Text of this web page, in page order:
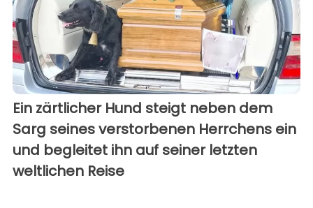
Ein zärtlicher Hund steigt neben dem
Sarg seines verstorbenen Herrchens ein
und begleitet ihn auf seiner letzten
weltlichen Reise